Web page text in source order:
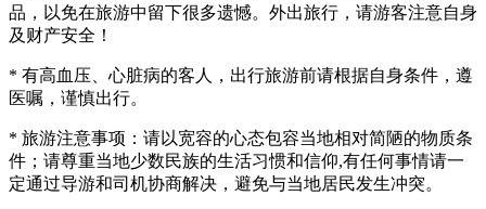
品，以免在旅游中留下很多遗憾。外出旅行，请游客注意自身
及财产安全！
* 有高血压、心脏病的客人，出行旅游前请根据自身条件，遵
医嘱，谨慎出行。
* 旅游注意事项：请以宽容的心态包容当地相对简陋的物质条
件；请尊重当地少数民族的生活习惯和信仰,有任何事情请一
定通过导游和司机协商解决，避免与当地居民发生冲突。